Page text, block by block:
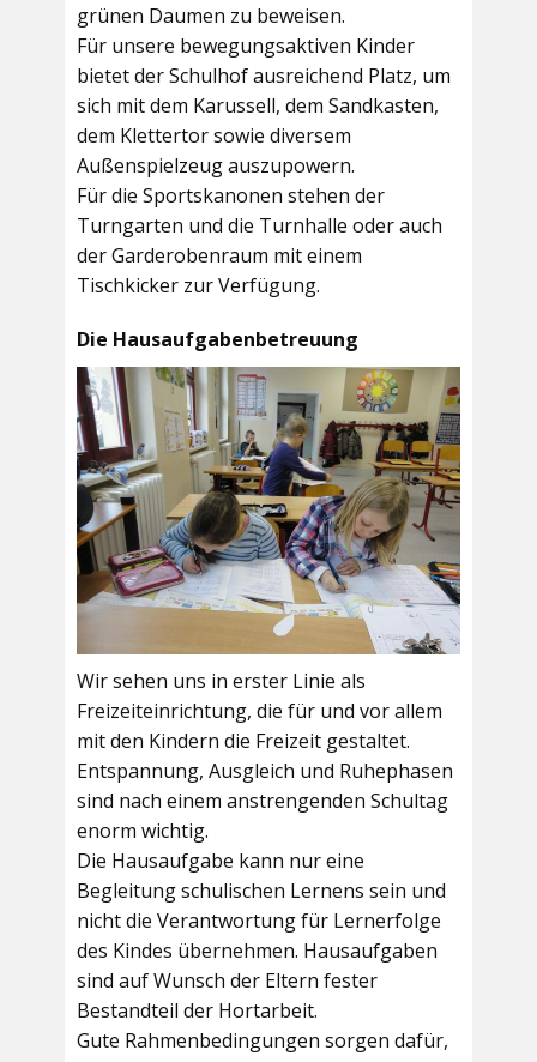
grünen Daumen zu beweisen.
Für unsere bewegungsaktiven Kinder
bietet derSchulhofausreichend Platz, um
sich mit dem Karussell, dem Sandkasten,
dem Klettertor sowie diversem
Außenspielzeug auszupowern.
Für die Sportskanonen stehen der
Turngarten und die Turnhalle oder auch
derGarderobenraum mit einem
Tischkicker zur Verfügung.
Die Hausaufgabenbetreuung
Wir sehen uns in erster Linie als
Freizeiteinrichtung, die für und vor allem
mit den Kindern die Freizeit gestaltet.
Entspannung, Ausgleich und Ruhephasen
sind nach einem anstrengenden Schultag
enorm wichtig.
Die Hausaufgabe kann nur eine
Begleitung schulischen Lernens sein und
nicht die Verantwortung für Lernerfolge
des Kindes übernehmen. Hausaufgaben
sind auf Wunsch der Eltern fester
Bestandteil der Hortarbeit.
Gute Rahmenbedingungen sorgen dafür,